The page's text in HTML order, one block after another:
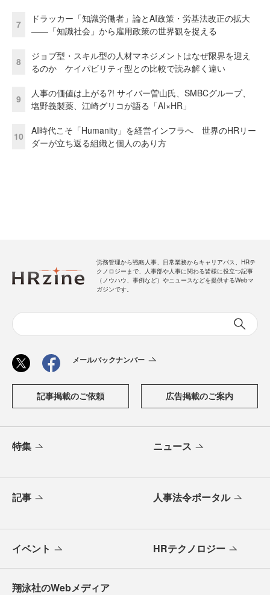
7
ドラッカー「知識労働者」論とAI政策・労基法改正の拡大
——「知識社会」から雇用政策の世界観を捉える
8
ジョブ型・スキル型の人材マネジメントはなぜ限界を迎え
るのか ケイパビリティ型との比較で読み解く違い
9
人事の価値は上がる?! サイバー曽山氏、SMBCグループ、
塩野義製薬、江崎グリコが語る「AI×HR」
10
AI時代こそ「Humanity」を経営インフラへ 世界のHRリー
ダーが立ち返る組織と個人のあり方
労務管理から戦略人事、日常業務からキャリアパス、HRテ
クノロジーまで、人事部や人事に関わる皆様に役立つ記事
（ノウハウ、事例など）やニュースなどを提供するWebマ
ガジンです。
メールバックナンバー
記事掲載のご依頼 広告掲載のご案内
特集 ニュース
記事 人事法令ポータル
イベント HRテクノロジー
翔泳社のWebメディア